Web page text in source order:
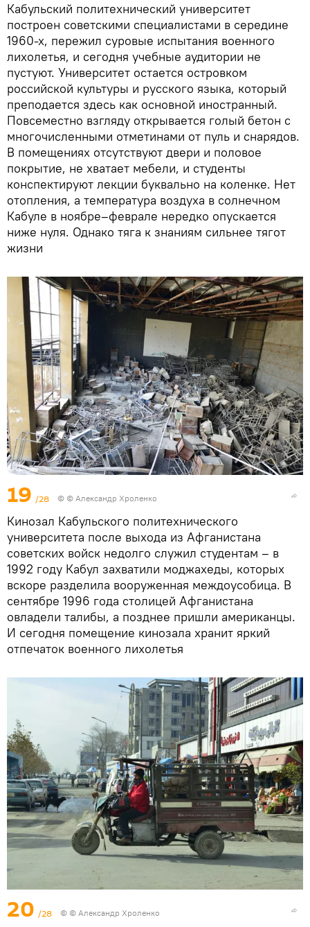
Кабульский политехнический университет
построен советскими специалистами в середине
1960-х, пережил суровые испытания военного
лихолетья, и сегодня учебные аудитории не
пустуют. Университет остается островком
российской культуры и русского языка, который
преподается здесь как основной иностранный.
Повсеместно взгляду открывается голый бетон с
многочисленными отметинами от пуль и снарядов.
В помещениях отсутствуют двери и половое
покрытие, не хватает мебели, и студенты
конспектируют лекции буквально на коленке. Нет
отопления, а температура воздуха в солнечном
Кабуле в ноябре–феврале нередко опускается
ниже нуля. Однако тяга к знаниям сильнее тягот
жизни
19 /28 © © Александр Хроленко
Кинозал Кабульского политехнического
университета после выхода из Афганистана
советских войск недолго служил студентам – в
1992 году Кабул захватили моджахеды, которых
вскоре разделила вооруженная междоусобица. В
сентябре 1996 года столицей Афганистана
овладели талибы, а позднее пришли американцы.
И сегодня помещение кинозала хранит яркий
отпечаток военного лихолетья
20 /28 © © Александр Хроленко